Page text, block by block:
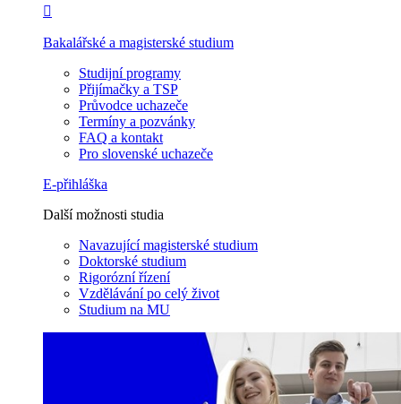
Bakalářské a magisterské studium
Studijní programy
Přijímačky a TSP
Průvodce uchazeče
Termíny a pozvánky
FAQ a kontakt
Pro slovenské uchazeče
E-přihláška
Další možnosti studia
Navazující magisterské studium
Doktorské studium
Rigorózní řízení
Vzdělávání po celý život
Studium na MU